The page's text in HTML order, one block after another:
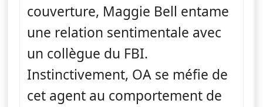
couverture, Maggie Bell entame
une relation sentimentale avec
un collègue du FBI.
Instinctivement, OA se méfie de
cet agent au comportement de